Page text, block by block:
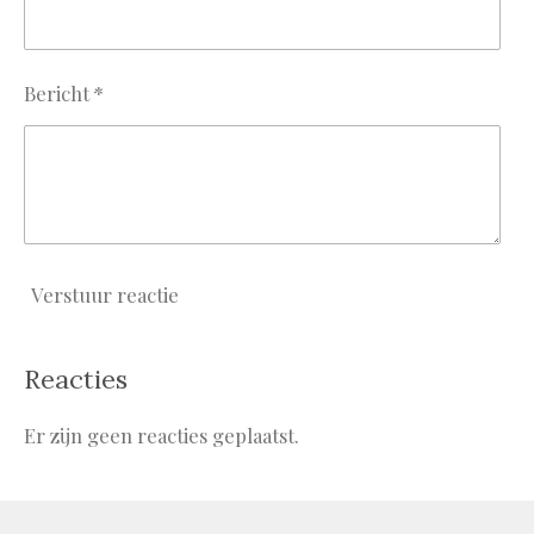
Bericht *
Verstuur reactie
Reacties
Er zijn geen reacties geplaatst.